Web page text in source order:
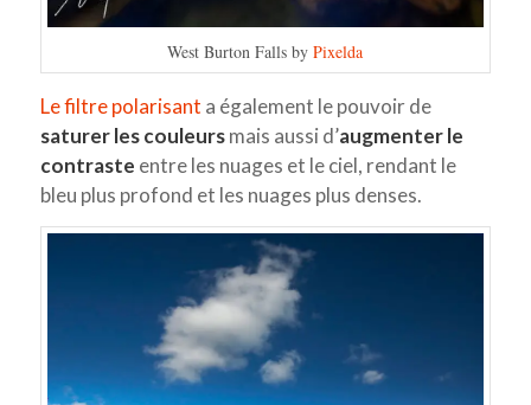
West Burton Falls byPixelda
Le filtre polarisant a également le pouvoir de
saturer les couleursmais aussi d’augmenter le
contraste entre les nuages et le ciel, rendant le
bleu plus profond et les nuages plus denses.